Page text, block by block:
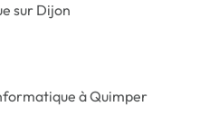
sur Dijon
à Quimper